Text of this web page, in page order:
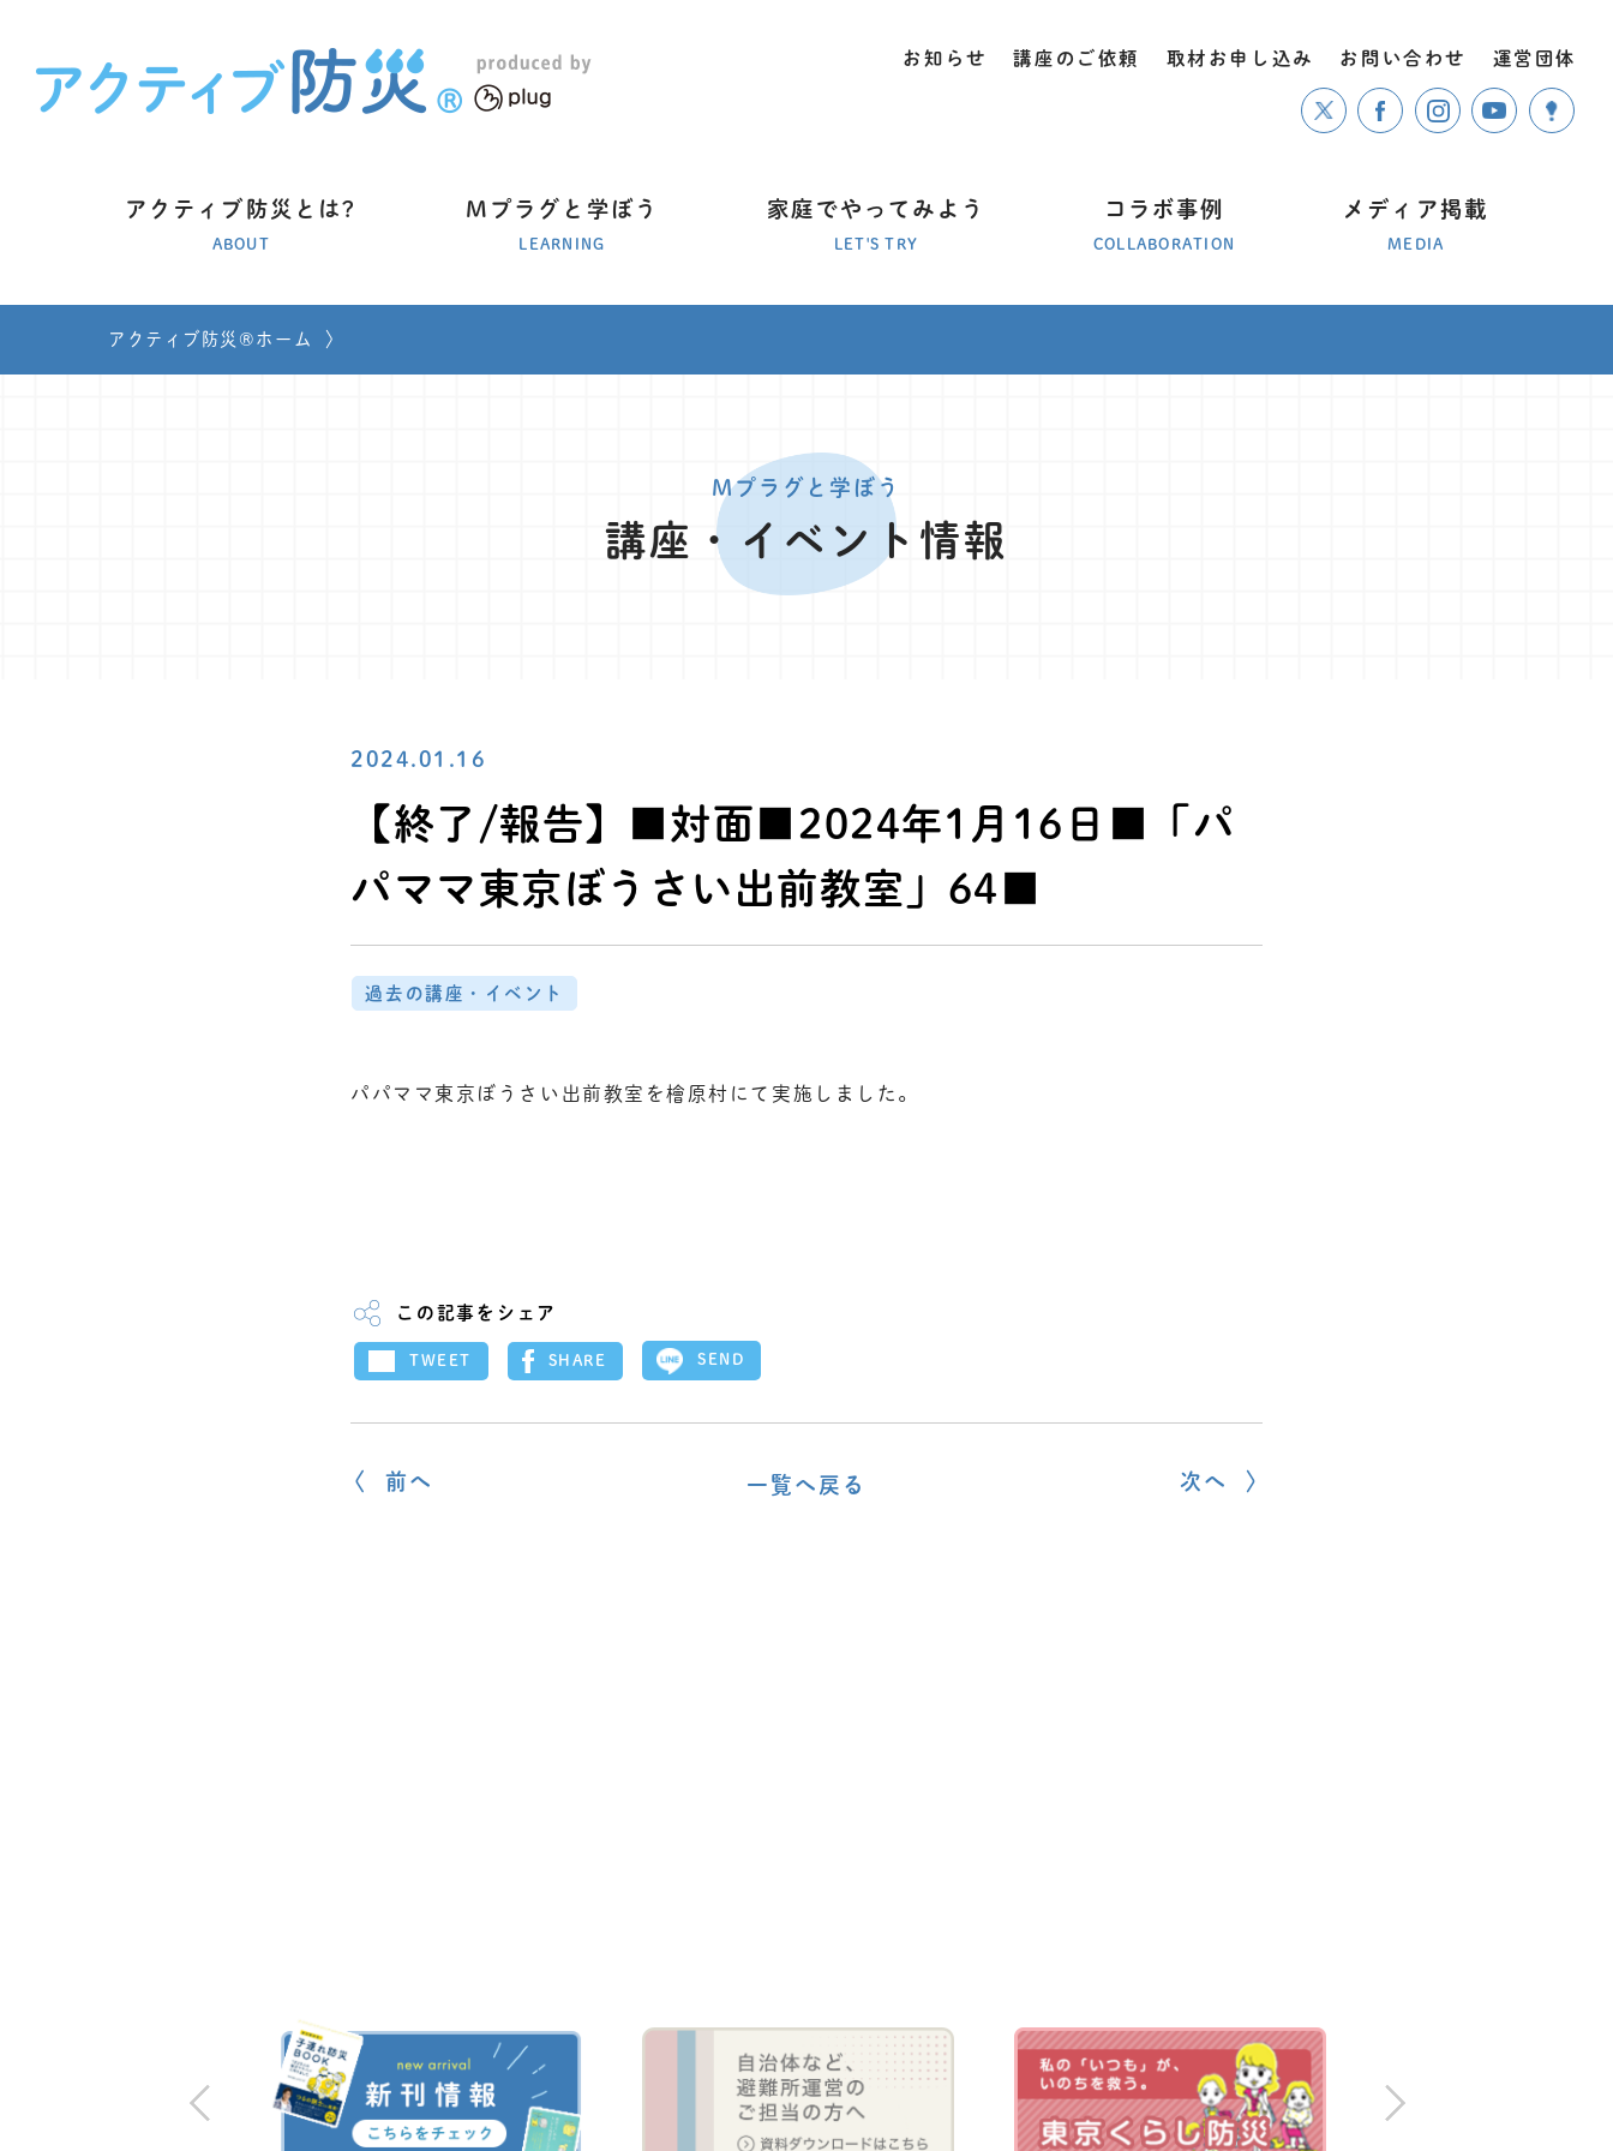
アクティブ防災とは?
ABOUT
Mプラグと学ぼう
LEARNING
家庭でやってみよう
LET'S TRY
コラボ事例
COLLABORATION
メディア掲載
MEDIA
お知らせ 講座のご依頼 取材お申し込み お問い合わせ 運営団体
アクティブ防災®ホーム 〉
Mプラグと学ぼう
講座・イベント情報
2024.01.16
【終了/報告】■対面■2024年1月16日■「パ
パママ東京ぼうさい出前教室」64■
過去の講座・イベント
パパママ東京ぼうさい出前教室を檜原村 にて実施しました。
この記事をシェア
TWEET SHARE SEND
一覧へ戻る